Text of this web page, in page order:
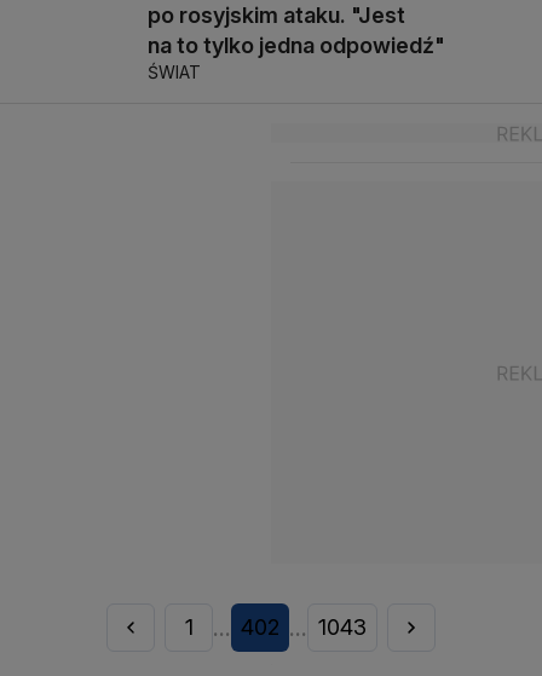
po rosyjskim ataku. "Jest
na to tylko jedna odpowiedź"
ŚWIAT
1 ... 402 ... 1043